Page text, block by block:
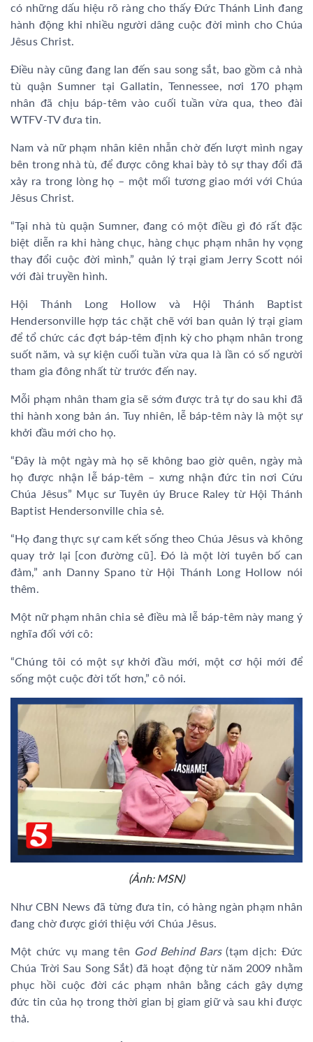
có những dấu hiệu rõ ràng cho thấy Đức Thánh Linh đang
hành động khi nhiều người dâng cuộc đời mình cho Chúa
Jêsus Christ.
Điều này cũng đang lan đến sau song sắt, bao gồm cả nhà
tù quận Sumner tại Gallatin, Tennessee, nơi 170 phạm
nhân đã chịu báp-têm vào cuối tuần vừa qua, theo đài
WTFV-TV đưa tin.
Nam và nữ phạm nhân kiên nhẫn chờ đến lượt mình ngay
bên trong nhà tù, để được công khai bày tỏ sự thay đổi đã
xảy ra trong lòng họ – một mối tương giao mới với Chúa
Jêsus Christ.
“Tại nhà tù quận Sumner, đang có một điều gì đó rất đặc
biệt diễn ra khi hàng chục, hàng chục phạm nhân hy vọng
thay đổi cuộc đời mình,” quản lý trại giam Jerry Scott nói
với đài truyền hình.
Hội Thánh Long Hollow và Hội Thánh Baptist
Hendersonville hợp tác chặt chẽ với ban quản lý trại giam
để tổ chức các đợt báp-têm định kỳ cho phạm nhân trong
suốt năm, và sự kiện cuối tuần vừa qua là lần có số người
tham gia đông nhất từ trước đến nay.
Mỗi phạm nhân tham gia sẽ sớm được trả tự do sau khi đã
thi hành xong bản án. Tuy nhiên, lễ báp-têm này là một sự
khởi đầu mới cho họ.
“Đây là một ngày mà họ sẽ không bao giờ quên, ngày mà
họ được nhận lễ báp-têm – xưng nhận đức tin nơi Cứu
Chúa Jêsus” Mục sư Tuyên úy Bruce Raley từ Hội Thánh
Baptist Hendersonville chia sẻ.
“Họ đang thực sự cam kết sống theo Chúa Jêsus và không
quay trở lại [con đường cũ]. Đó là một lời tuyên bố can
đảm,” anh Danny Spano từ Hội Thánh Long Hollow nói
thêm.
Một nữ phạm nhân chia sẻ điều mà lễ báp-têm này mang ý
nghĩa đối với cô:
“Chúng tôi có một sự khởi đầu mới, một cơ hội mới để
sống một cuộc đời tốt hơn,” cô nói.
(Ảnh: MSN)
Như CBN News đã từng đưa tin, có hàng ngàn phạm nhân
đang chờ được giới thiệu với Chúa Jêsus.
Một chức vụ mang tên God Behind Bars(tạm dịch: Đức
Chúa Trời Sau Song Sắt) đã hoạt động từ năm 2009 nhằm
phục hồi cuộc đời các phạm nhân bằng cách gây dựng
đức tin của họ trong thời gian bị giam giữ và sau khi được
thả.